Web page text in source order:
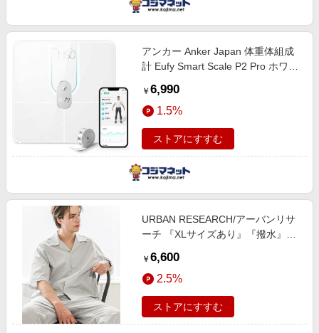
アンカー Anker Japan 体重体組成
計 Eufy Smart Scale P2 Pro ホワイ
￥ 6,990
1.5%
ストアにすすむ
URBAN RESEARCH/アーバンリサ
ーチ 『XLサイズあり』『撥水』
SLEEVE SHIRTS グレー系その他
XL
￥ 6,600
2.5%
ストアにすすむ